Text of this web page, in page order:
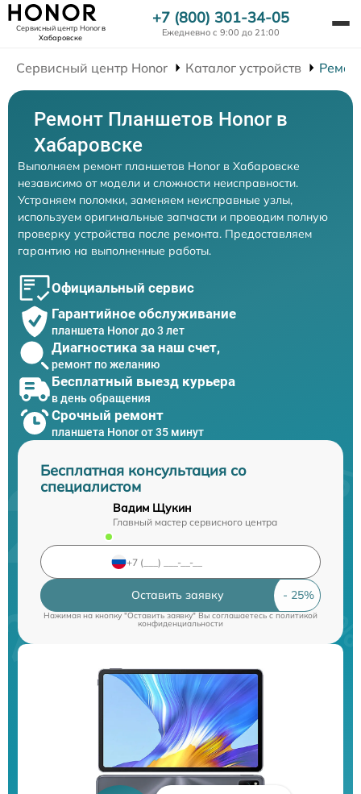
Сервисный центр Honorв
Хабаровске
+7 (800) 301-34-05
Ежедневно с 9:00 до 21:00
Сервисный центр Honor Каталог устройств
Ремонт Планшетов Honor в
Хабаровске
Выполняем ремонт планшетов Honor в Хабаровске
независимо от модели и сложности неисправности.
Устраняем поломки, заменяем неисправные узлы,
используем оригинальные запчасти и проводим полную
проверку устройства после ремонта. Предоставляем
гарантию на выполненные работы.
Официальный сервис
Гарантийное обслуживание
планшета Honor до 3 лет
Диагностика за наш счет,
ремонт по желанию
Бесплатный выезд курьера
в день обращения
Срочный ремонт
планшета Honor от 35 минут
Бесплатная консультация со
специалистом
Вадим Щукин
Главный мастер сервисного центра
Оставить заявку
Нажимая на кнопку "Оставить заявку" Вы соглашаетесь cполитикой
конфиденциальности